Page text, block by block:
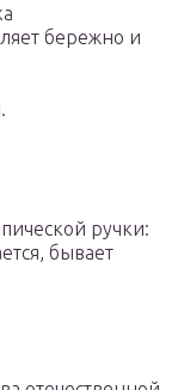
бережно и
ручки:
бывает